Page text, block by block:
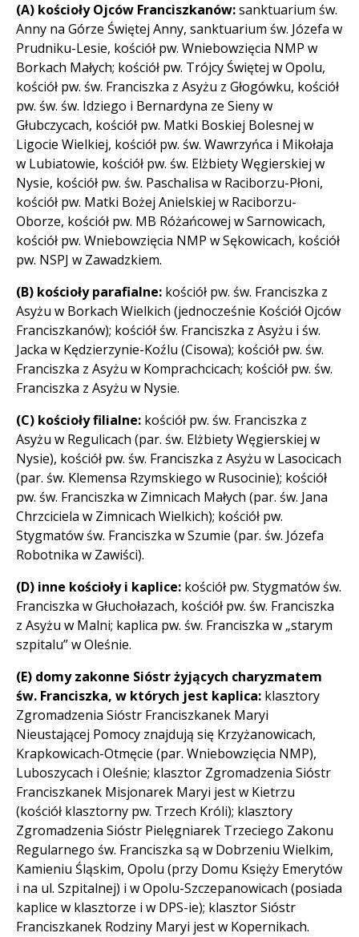
(A) kościoły Ojców Franciszkanów:sanktuarium św.
Anny na Górze Świętej Anny, sanktuarium św. Józefa w
Prudniku-Lesie, kościół pw. Wniebowzięcia NMP w
Borkach Małych; kościół pw. Trójcy Świętej w Opolu,
kościół pw. św. Franciszka z Asyżu z Głogówku, kościół
pw. św. św. Idziego i Bernardyna ze Sieny w
Głubczycach, kościół pw. Matki Boskiej Bolesnej w
Ligocie Wielkiej, kościół pw. św. Wawrzyńca i Mikołaja
w Lubiatowie, kościół pw. św. Elżbiety Węgierskiej w
Nysie, kościół pw. św. Paschalisa w Raciborzu-Płoni,
kościół pw. Matki Bożej Anielskiej w Raciborzu-
Oborze, kościół pw. MB Różańcowej w Sarnowicach,
kościół pw. Wniebowzięcia NMP w Sękowicach, kościół
pw. NSPJ w Zawadzkiem.
(B) kościoły parafialne: kościół pw. św. Franciszka z
Asyżu w Borkach Wielkich (jednocześnie Kościół Ojców
Franciszkanów); kościół św. Franciszka z Asyżu i św.
Jacka w Kędzierzynie-Koźlu (Cisowa); kościół pw. św.
Franciszka z Asyżu w Komprachcicach; kościół pw. św.
Franciszka z Asyżu w Nysie.
(C) kościoły filialne: kościół pw. św. Franciszka z
Asyżu w Regulicach (par. św. Elżbiety Węgierskiej w
Nysie), kościół pw. św. Franciszka z Asyżu w Lasocicach
(par. św. Klemensa Rzymskiego w Rusocinie); kościół
pw. św. Franciszka w Zimnicach Małych (par. św. Jana
Chrzciciela w Zimnicach Wielkich); kościół pw.
Stygmatów św. Franciszka w Szumie (par. św. Józefa
Robotnika w Zawiści).
(D) inne kościoły i kaplice: kościół pw. Stygmatów św.
Franciszka w Głuchołazach, kościół pw. św. Franciszka
z Asyżu w Malni; kaplica pw. św. Franciszka w „starym
szpitalu” w Oleśnie.
(E) domy zakonne Sióstr żyjących charyzmatem
św. Franciszka, w których jest kaplica: klasztory
Zgromadzenia Sióstr Franciszkanek Maryi
Nieustającej Pomocy znajdują się Krzyżanowicach,
Krapkowicach-Otmęcie (par. Wniebowzięcia NMP),
Luboszycach i Oleśnie; klasztor Zgromadzenia Sióstr
Franciszkanek Misjonarek Maryi jest w Kietrzu
(kościół klasztorny pw. Trzech Króli); klasztory
Zgromadzenia Sióstr Pielęgniarek Trzeciego Zakonu
Regularnego św. Franciszka są w Dobrzeniu Wielkim,
Kamieniu Śląskim, Opolu (przy Domu Księży Emerytów
i na ul. Szpitalnej) i w Opolu-Szczepanowicach (posiada
kaplice w klasztorze i w DPS-ie); klasztor Sióstr
Franciszkanek Rodziny Maryi jest w Kopernikach.